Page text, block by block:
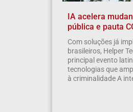
IA acelera
pública e pauta
Com soluções já
brasileiros, Helper
principal evento
tecnologias que
à criminalidade A